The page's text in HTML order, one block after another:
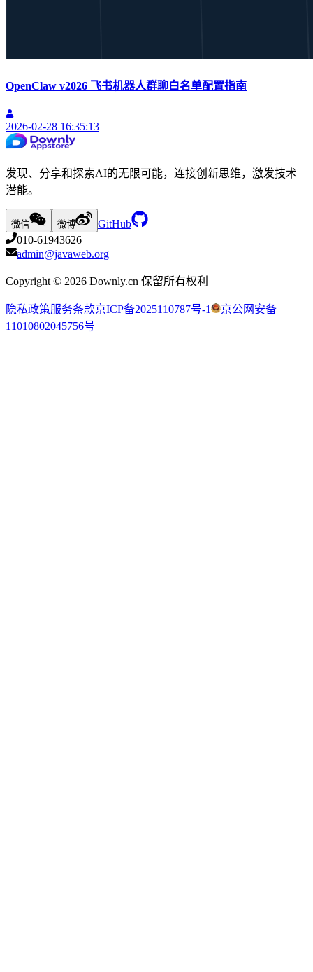
OpenClaw v2026 飞书机器人群聊白名单配置指南
2026-02-28 16:35:13
发现、分享和探索AI的无限可能，连接创新思维，激发技术
潜能。
微信 微博
GitHub
010-61943626
admin@javaweb.org
Copyright © 2026 Downly.cn 保留所有权利
隐私政策服务条款京ICP备2025110787号-1
京公网安备
11010802045756号